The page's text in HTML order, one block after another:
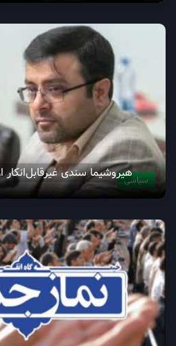
سیاسیهيروشيما سندی غیرقابل‌انکار